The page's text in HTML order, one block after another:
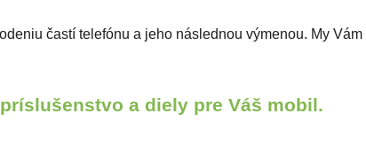
častí telefónu a jeho následnou výmenou. My
a diely pre Váš mobil.